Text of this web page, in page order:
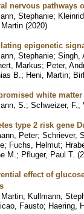
nervous pathways
Stephanie;
(2020)
epigenetic
Stephanie; Singh,
Markus; Peter,
B. ; Heni, Martin;
white
S. ; Schweizer, F. ;
type 2 risk gene
Peter; Schriever,
; Fuchs, Helmut;
M. ; Pfluger, Paul T. (
effect of
; Kullmann,
Fausto; Haering,